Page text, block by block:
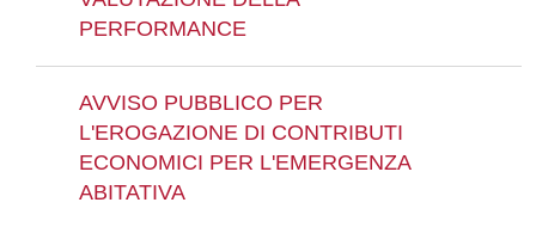
PERFORMANCE
AVVISO PUBBLICO PER
L'EROGAZIONE DI CONTRIBUTI
ECONOMICI PER L'EMERGENZA
ABITATIVA